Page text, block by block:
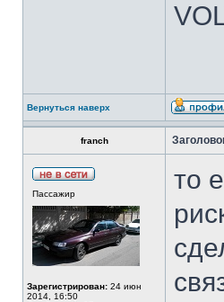
Вернуться наверх
franch
Пассажир
Зарегистрирован: 24 июн
2014, 16:50
то